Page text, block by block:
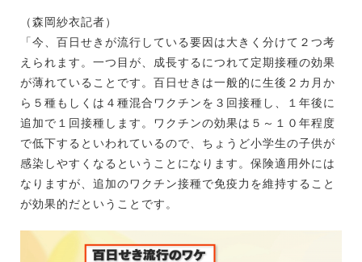
（森岡紗衣記者）
「今、百日せきが流行している要因は大きく分けて２つ考
えられます。一つ目が、成長するにつれて定期接種の効果
が薄れていることです。百日せきは一般的に生後２カ月か
ら５種もしくは４種混合ワクチンを３回接種し、１年後に
追加で１回接種します。ワクチンの効果は５～１０年程度
で低下するといわれているので、ちょうど小学生の子供が
感染しやすくなるということになります。保険適用外には
なりますが、追加のワクチン接種で免疫力を維持すること
が効果的だということです。